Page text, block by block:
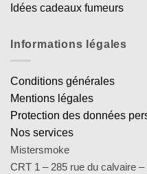
Idées cadeaux fumeurs
Informations légales
Conditions générales
Mentions légales
Protection des données
Nos services
Mistersmoke
CRT 1 – 285 rue du calvaire